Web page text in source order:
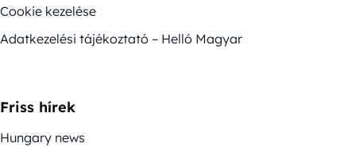
Cookie kezelése
Adatkezelési tájékoztató – Helló Magyar
Friss hírek
Hungary news